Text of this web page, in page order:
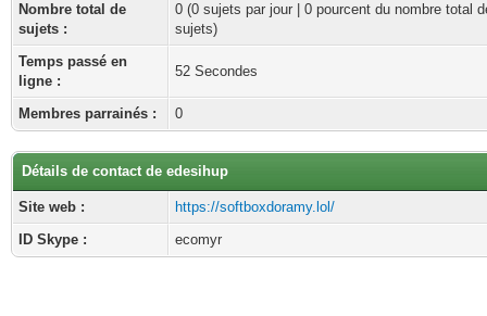
Nombre total de
sujets :
0 (0 sujets par jour | 0 pourcent du nombre total
sujets)
Temps passé en
ligne :
52 Secondes
Membres parrainés : 0
Détails de contact de edesihup
Site web :
https://softboxdoramy.lol/
ID Skype :
ecomyr